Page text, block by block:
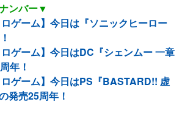
ンバー▼
ロゲーム】今日は『ソニックヒーロー
ロゲーム】今日はDC『シェンムー 一章
年！
ロゲーム】今日はPS『BASTARD!! 虚
発売25周年！